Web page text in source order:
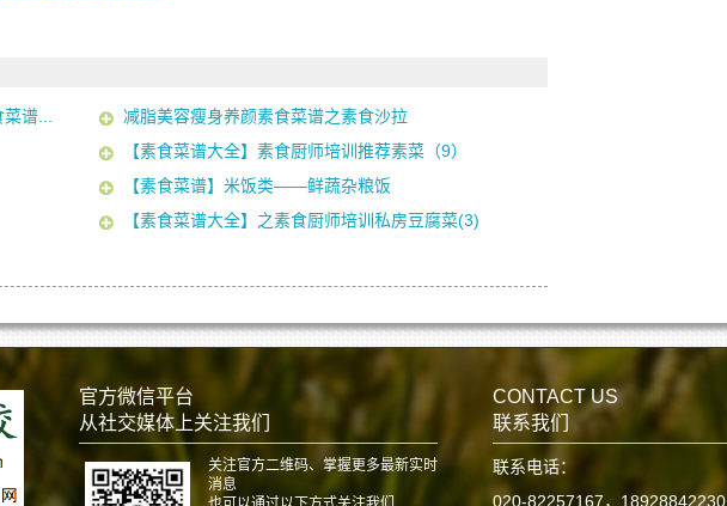
谱...
减脂美容瘦身养颜素食菜谱之素食沙拉
【素食菜谱大全】素食厨师培训推荐素菜（9）
【素食菜谱】米饭类——鲜蔬杂粮饭
【素食菜谱大全】之素食厨师培训私房豆腐菜(3)
官方微信平台
从社交媒体上关注我们
关注官方二维码、掌握更多最新实时
消息
CONTACT US
联系我们
联系电话：
020-82257167，18928842230